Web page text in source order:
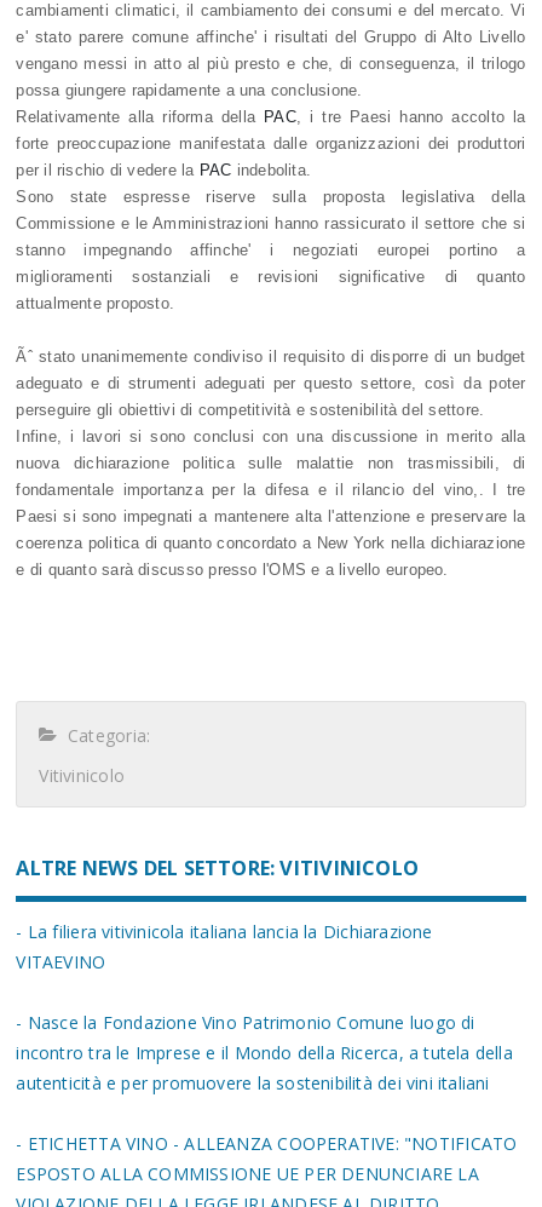
cambiamenti climatici, il cambiamento dei consumi e del mercato. Vi
e' stato parere comune affinche' i risultati del Gruppo di Alto Livello
vengano messi in atto al più presto e che, di conseguenza, il trilogo
possa giungere rapidamente a una conclusione.
Relativamente alla riforma della PAC, i tre Paesi hanno accolto la
forte preoccupazione manifestata dalle organizzazioni dei produttori
per il rischio di vedere la PAC indebolita.
Sono state espresse riserve sulla proposta legislativa della
Commissione e le Amministrazioni hanno rassicurato il settore che si
stanno impegnando affinche' i negoziati europei portino a
miglioramenti sostanziali e revisioni significative di quanto
attualmente proposto.
Ãˆ stato unanimemente condiviso il requisito di disporre di un budget
adeguato e di strumenti adeguati per questo settore, così da poter
perseguire gli obiettivi di competitività e sostenibilità del settore.
Infine, i lavori si sono conclusi con una discussione in merito alla
nuova dichiarazione politica sulle malattie non trasmissibili, di
fondamentale importanza per la difesa e il rilancio del vino,. I tre
Paesi si sono impegnati a mantenere alta l'attenzione e preservare la
coerenza politica di quanto concordato a New York nella dichiarazione
e di quanto sarà discusso presso l'OMS e a livello europeo.
Categoria:
Vitivinicolo
ALTRE NEWS DEL SETTORE: VITIVINICOLO
- La filiera vitivinicola italiana lancia la Dichiarazione
VITAEVINO
- Nasce la Fondazione Vino Patrimonio Comune luogo di
incontro tra le Imprese e il Mondo della Ricerca, a tutela della
autenticità e per promuovere la sostenibilità dei vini italiani
- ETICHETTA VINO - ALLEANZA COOPERATIVE: "NOTIFICATO
ESPOSTO ALLA COMMISSIONE UE PER DENUNCIARE LA